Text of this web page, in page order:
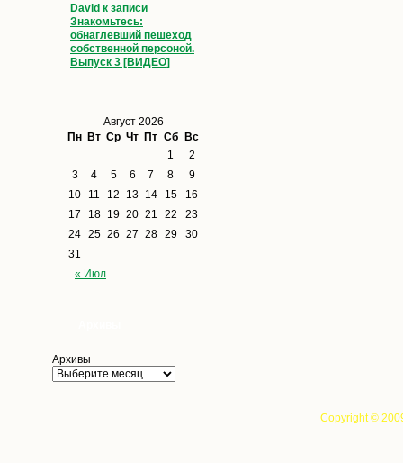
David к записи
Знакомьтесь:
обнаглевший пешеход
собственной персоной.
Выпуск 3 [ВИДЕО]
Август 2026
Пн Вт Ср Чт Пт Сб Вс
« Июл
1
2
3
4 5 6 7 8
9
10
11 12 13 14 15
16
17
18 19 20 21 22
23
24 25 26 27 28 29
30
31
Архивы
Copyright ©